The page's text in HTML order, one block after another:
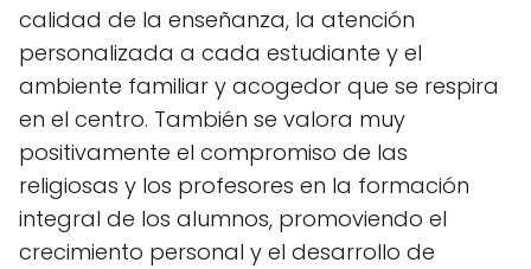
calidad de la enseñanza, la atención
personalizada a cada estudiante y el
ambiente familiar y acogedor que se respira
en el centro. También se valora muy
positivamente el compromiso de las
religiosas y los profesores en la formación
integral de los alumnos, promoviendo el
crecimiento personal y el desarrollo de